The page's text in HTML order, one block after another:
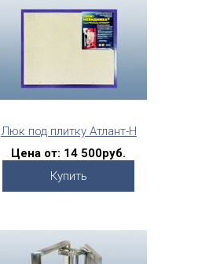
Люк под плитку Атлант-Н
Цена от: 14 500руб.
Купить